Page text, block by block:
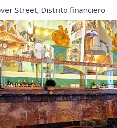
Street, Distrito financiero